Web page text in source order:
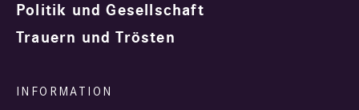
Politik und Gesellschaft
Trauern und Trösten